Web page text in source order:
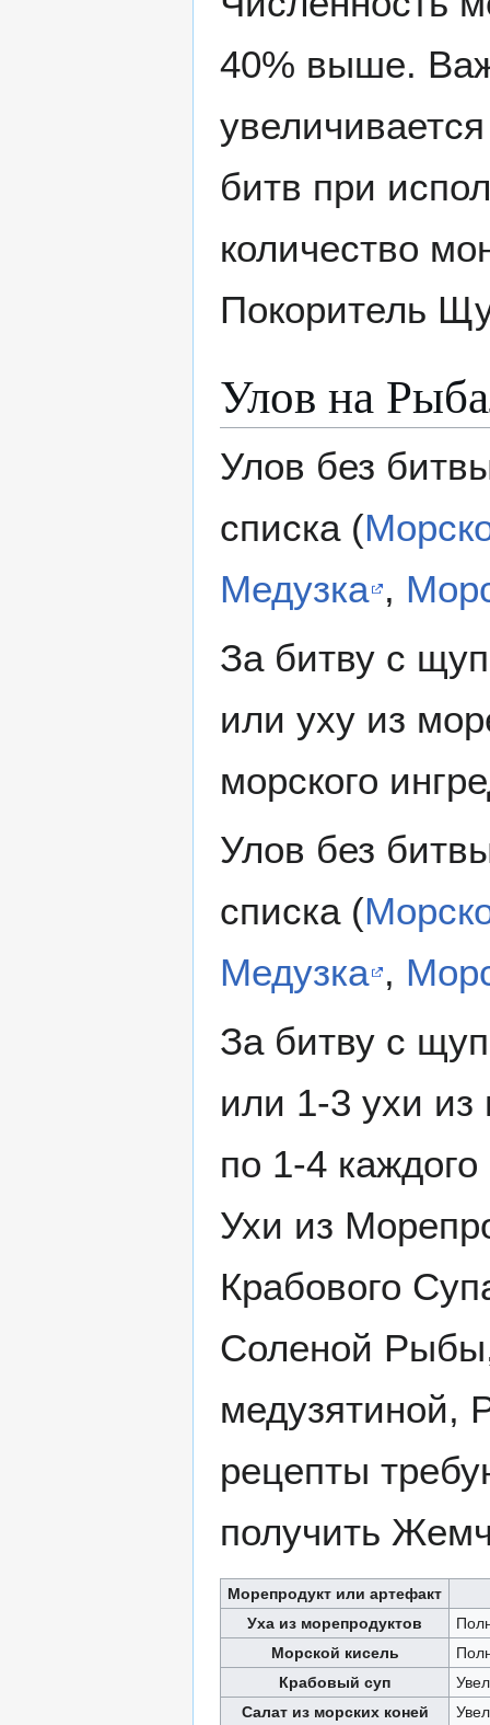
40% выше.
битв при
количество
Покоритель
Улов на
Улов без
списка (
Медузка ,
За битву с
или уху из
морского
Улов без
списка (
Медузка ,
За битву с
или 1-3 ухи из
по 1-4
Ухи из
Крабового
Соленой Рыбы,
медузятиной,
рецепты
получить
Морепродукт или артефакт
Уха из морепродуктов
Морской кисель
Крабовый суп
Салат из морских коней